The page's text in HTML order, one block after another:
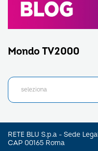
Mondo TV2000
RETE BLU S.p.a - Sede
CAP 00165 Roma